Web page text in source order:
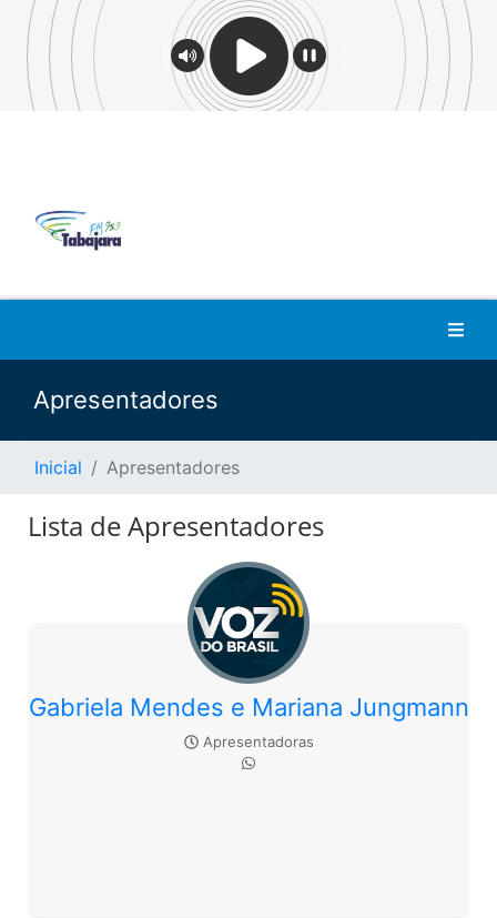
Apresentadores
Inicial Apresentadores
Lista de Apresentadores
Gabriela Mendes e Mariana Jungmann
Apresentadoras